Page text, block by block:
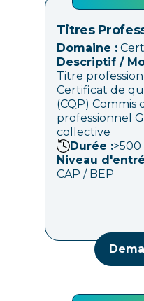
Titres
Domaine :
Descriptif /
Titre
Certificat de
(CQP) Commis
professionnel
collective
Durée :>500
Niveau
CAP / BEP